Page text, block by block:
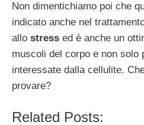
Non dimentichiamo poi che
indicato anche nel
allo stress ed è anche un
muscoli del corpo e non solo
interessate dalla cellulite.
provare?
Related Posts: